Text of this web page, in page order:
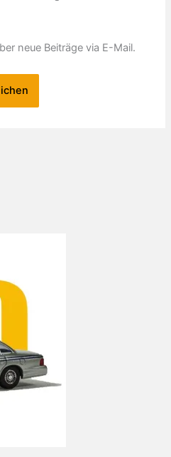
neue Beiträge via E-Mail.